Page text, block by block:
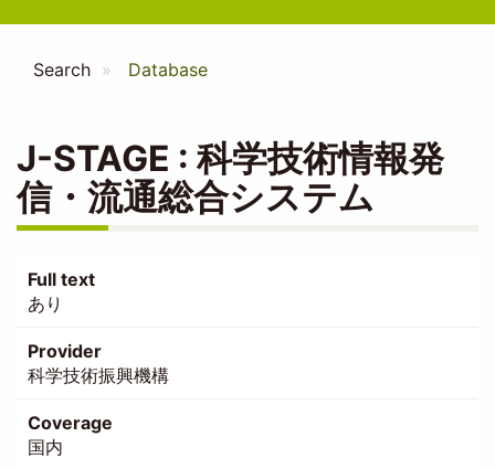
ュ
ー
Search Database
J-STAGE : 科学技術情報発
信・流通総合システム
Full text
あり
Provider
科学技術振興機構
Coverage
国内